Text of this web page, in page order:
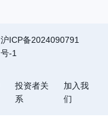
沪ICP备2024090791
号-1
投资者关
系
加入我
们